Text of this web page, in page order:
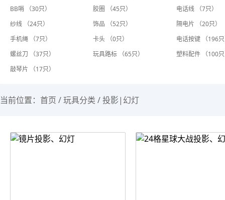
BB哨 （30只）
胶圈 （45只）
电话线 （7只）
纱线 （24只）
饰品 （52只）
隔电片 （20只）
手机绳 （7只）
卡头 （0只）
电话按键 （196
螺丝刀 （37只）
玩具路标 （65只）
塑料配件 （100
敲琴片 （17只）
当前位置： 首页 /玩具分类 /投影|幻灯